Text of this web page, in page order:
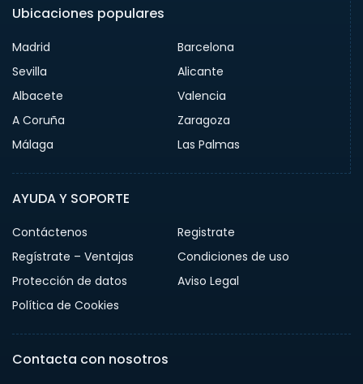
Ubicaciones populares
Madrid
Barcelona
Sevilla
Alicante
Albacete
Valencia
A Coruña
Zaragoza
Málaga
Las Palmas
AYUDA Y SOPORTE
Contáctenos
Registrate
Regístrate – Ventajas
Condiciones de uso
Protección de datos
Aviso Legal
Política de Cookies
Contacta con nosotros